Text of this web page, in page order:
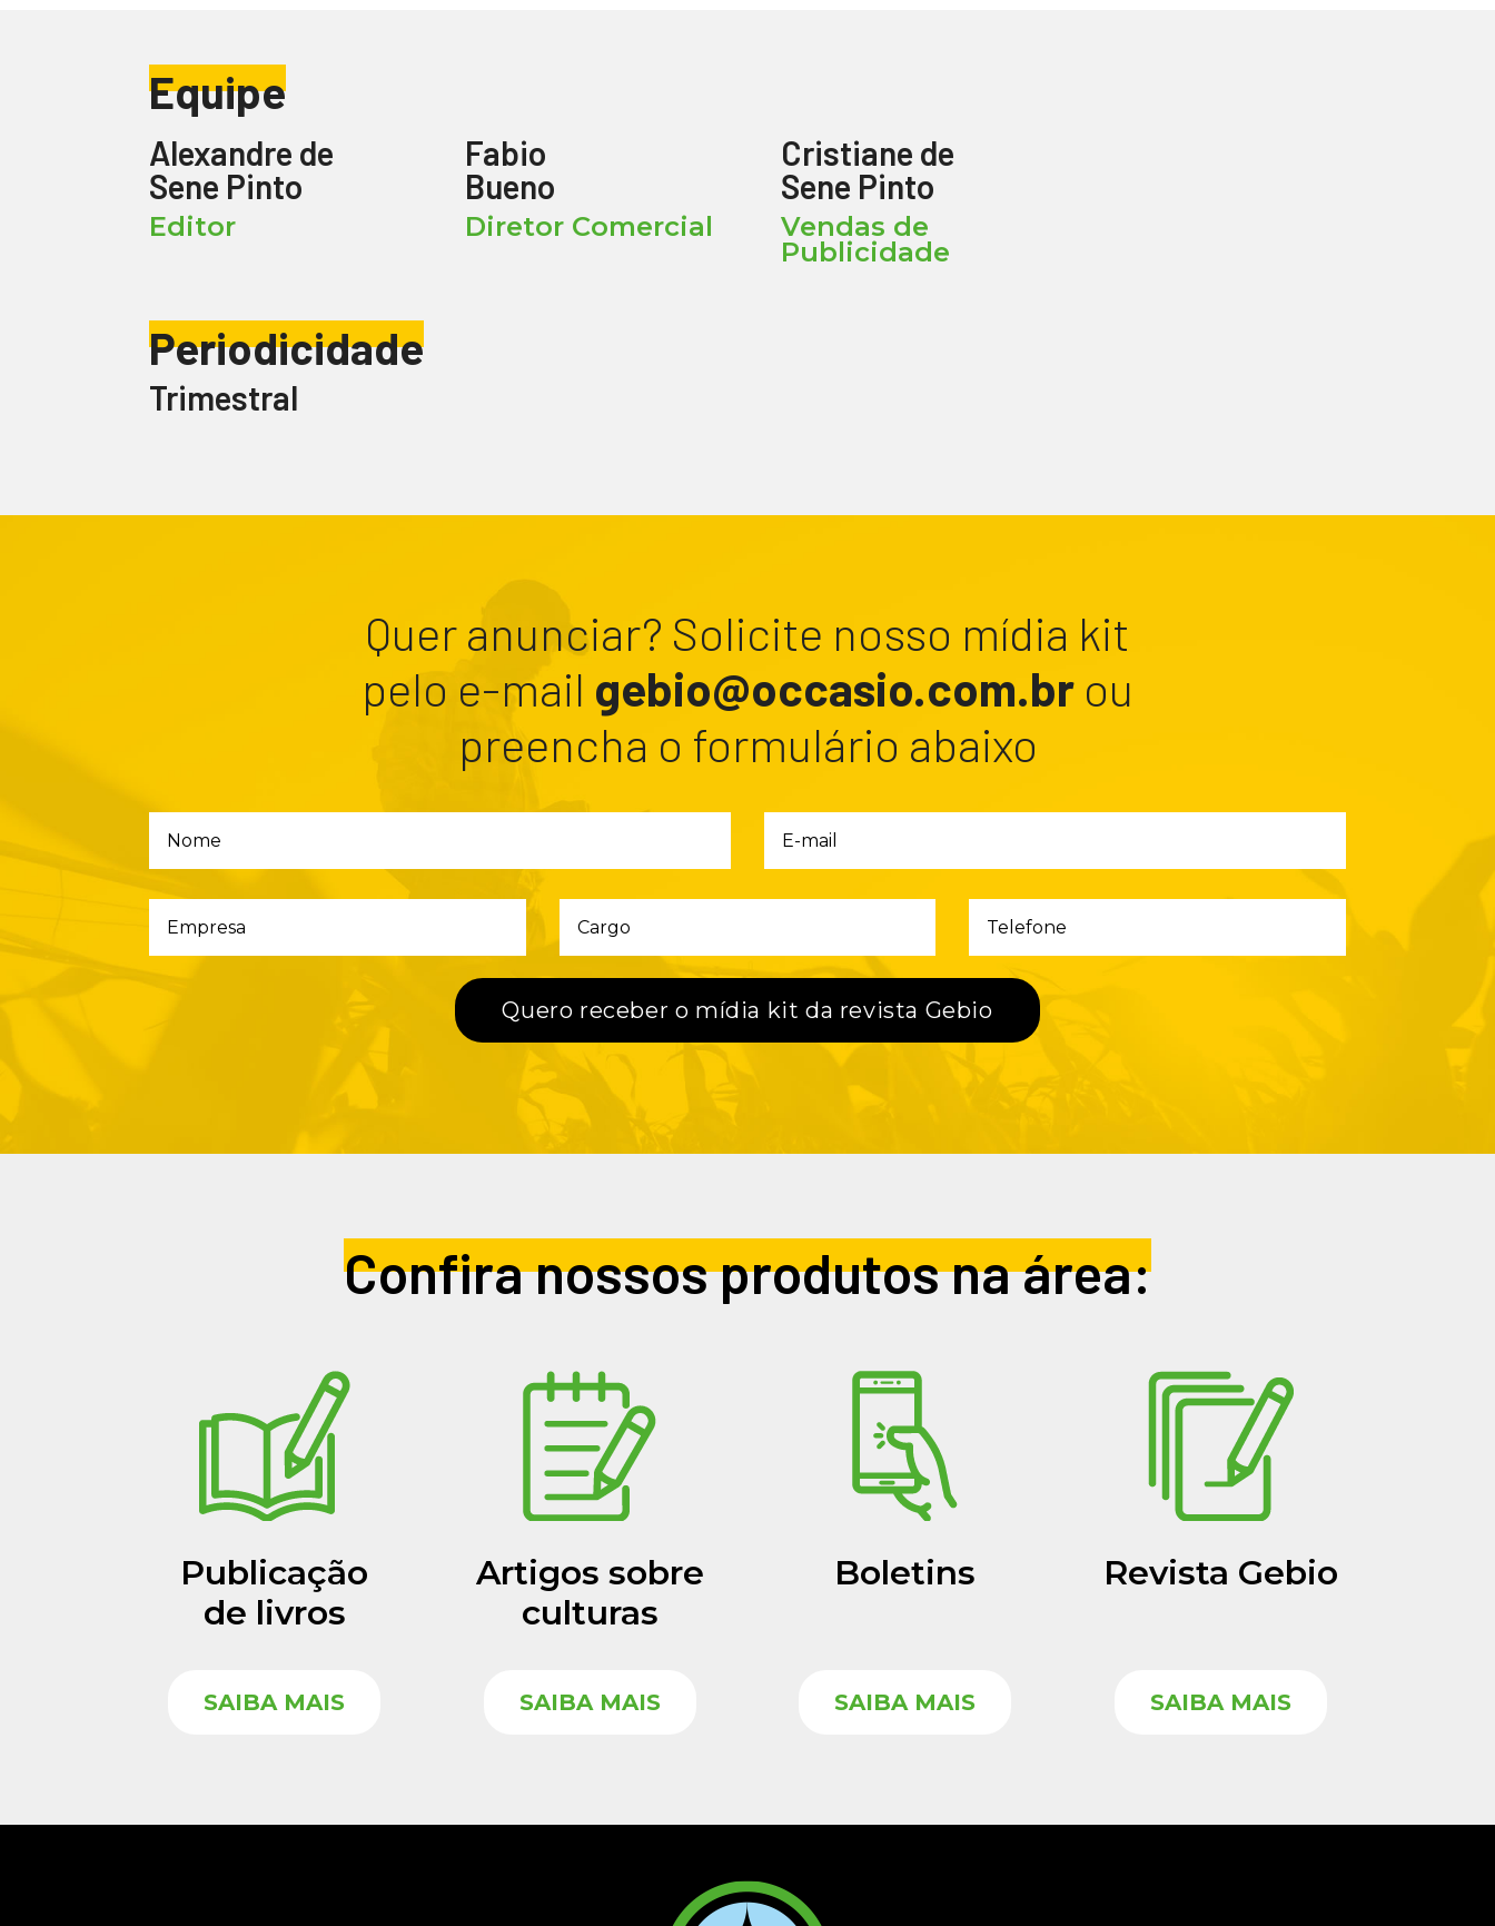
Equipe
Alexandre de
Sene Pinto
Editor
Fabio
Bueno
Diretor Comercial
Cristiane de
Sene Pinto
Vendas de
Publicidade
Periodicidade
Trimestral
Quer anunciar? Solicite nosso mídia kit
pelo e-mail gebio@occasio.com.br ou
preencha o formulário abaixo
Confira nossos produtos na área:
Publicação
de livros
SAIBA MAIS
Artigos sobre
culturas
SAIBA MAIS
Boletins
SAIBA MAIS
Revista Gebio
SAIBA MAIS